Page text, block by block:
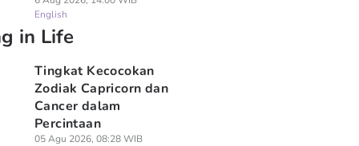
English
in Life
Tingkat Kecocokan
Zodiak Capricorn dan
Cancer dalam
Percintaan
05 Agu 2026, 08:28 WIB